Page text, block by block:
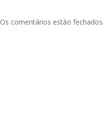
Os comentários estão fechados.